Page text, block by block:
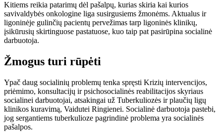
Kitiems reikia patarimų dėl pašalpų, kurias skiria kai kurios
savivaldybės onkologine liga susirgusiems žmonėms. Aktualus ir
ligoninėje gulinčių pacientų pervežimas tarp ligoninės klinikų,
įsikūrusių skirtinguose pastatuose, kuo taip pat pasirūpina socialinė
darbuotoja.
Žmogus turi rūpėti
Ypač daug socialinių problemų tenka spręsti Krizių intervencijos,
priėmimo, konsultacijų ir psichosocialinės reabilitacijos skyriaus
socialinei darbuotojai, atsakingai už Tuberkuliozės ir plaučių ligų
klinikos kuravimą, Vaidutei Ringienei. Socialinė darbuotoja pastebi,
jog sergantiems tuberkulioze pagrindinė problema yra socialinės
pašalpos.